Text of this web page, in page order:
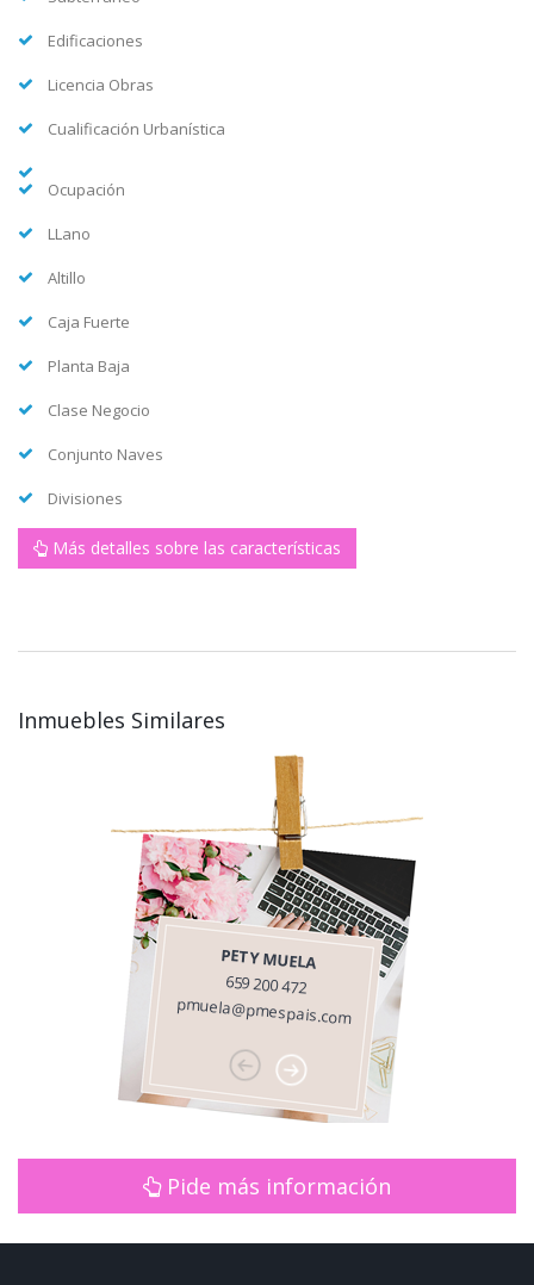
Edificaciones
Licencia Obras
Cualificación Urbanística
Ocupación
LLano
Altillo
Caja Fuerte
Planta Baja
Clase Negocio
Conjunto Naves
Divisiones
Más detalles sobre las características
Inmuebles Similares
PETY MUELA
659 200 472
pmuela@pmespais.com
Pide más información